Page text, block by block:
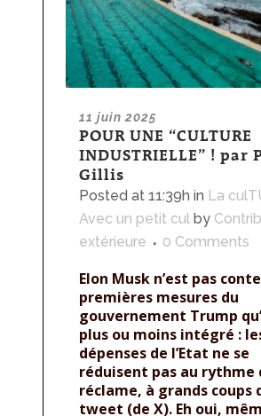
11 juin 2025
POUR UNE “CULTURE
INDUSTRIELLE” ! par
Gillis
Posted at 11:39h in La
Avec un petit cul by
extérieure
0 Comments
Elon Musk n’est pas
premières mesures du
gouvernement Trump
plus ou moins intégré :
dépenses de l’Etat ne se
réduisent pas au rythme
réclame, à grands coups
tweet (de X). Eh oui,